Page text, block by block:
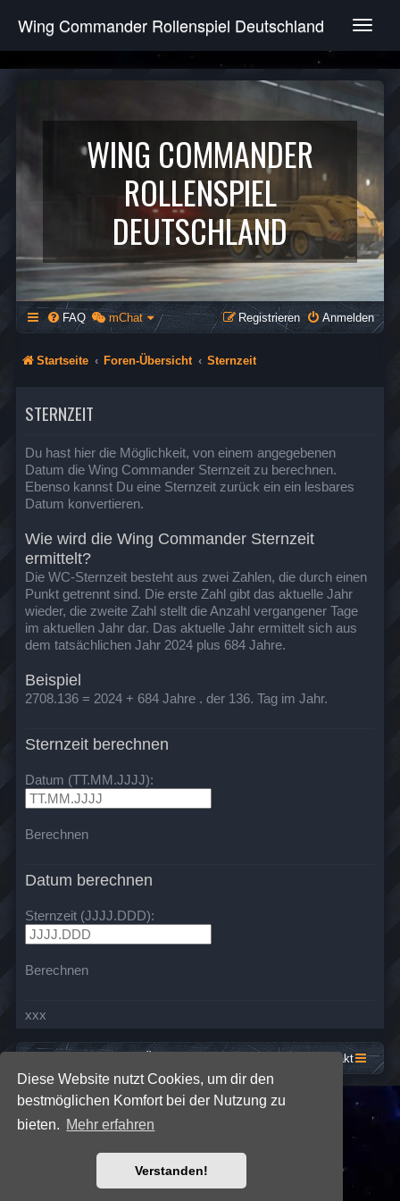
Diese Website nutzt Cookies, um dir den
bestmöglichen Komfort bei der Nutzung zu
bieten. Mehr erfahren
Verstanden!
T
g
e
v
g
a
t
i
o
n
Wing Commander Rollenspiel Deutschland
WING COMMANDER
ROLLENSPIEL
DEUTSCHLAND
FAQ mChat Anmelden
Registrieren
Startseite Foren-Übersicht Sternzeit
STERNZEIT
Du hast hier die Möglichkeit, von einem angegebenen
Datum die Wing Commander Sternzeit zu berechnen.
Ebenso kannst Du eine Sternzeit zurück ein ein lesbares
Datum konvertieren.
Wie wird die Wing Commander Sternzeit
ermittelt?
Die WC-Sternzeit besteht aus zwei Zahlen, die durch einen
Punkt getrennt sind. Die erste Zahl gibt das aktuelle Jahr
wieder, die zweite Zahl stellt die Anzahl vergangener Tage
im aktuellen Jahr dar. Das aktuelle Jahr ermittelt sich aus
dem tatsächlichen Jahr 2024 plus 684 Jahre.
Beispiel
2708.136 = 2024 + 684 Jahre . der 136. Tag im Jahr.
Sternzeit berechnen
Datum (TT.MM.JJJJ):
Berechnen
Datum berechnen
Sternzeit (JJJJ.DDD):
Berechnen
xxx
Kontakt
Premium phpBB Styles
Powered byphpBB® Forum Software © phpBB Limited
Deutsche Übersetzung durch
Datenschutz|Nutzungsbedingungen